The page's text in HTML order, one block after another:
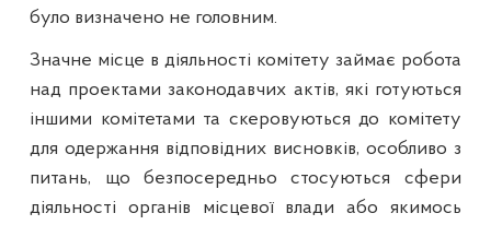
було визначено не головним.
Значне місце в діяльності комітету займає робота
над проектами законодавчих актів, які готуються
іншими комітетами та скеровуються до комітету
для одержання відповідних висновків, особливо з
питань, що безпосередньо стосуються сфери
діяльності органів місцевої влади або якимось